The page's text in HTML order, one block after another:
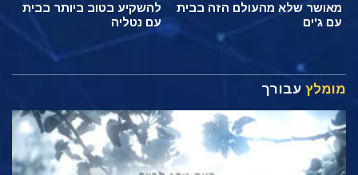
מאושר שלא מהעולם הזה בבית
עם ג'ים
להשקיע בטוב ביותר בבית
עם נטליה
מומלץ עבורך